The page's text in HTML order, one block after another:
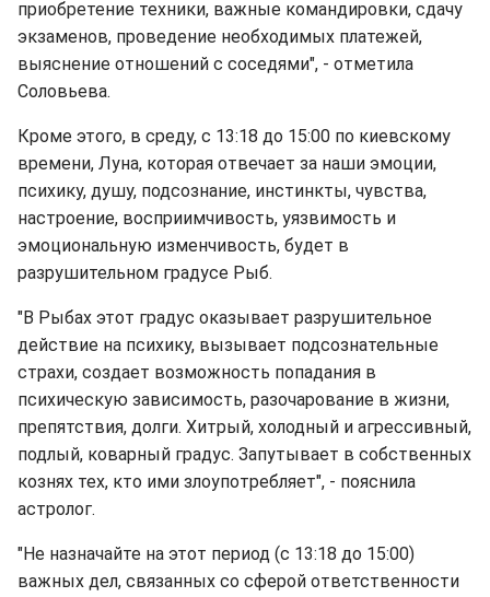
приобретение техники, важные командировки, сдачу
экзаменов, проведение необходимых платежей,
выяснение отношений с соседями", - отметила
Соловьева.
Кроме этого, в среду, с 13:18 до 15:00 по киевскому
времени, Луна, которая отвечает за наши эмоции,
психику, душу, подсознание, инстинкты, чувства,
настроение, восприимчивость, уязвимость и
эмоциональную изменчивость, будет в
разрушительном градусе Рыб.
"В Рыбах этот градус оказывает разрушительное
действие на психику, вызывает подсознательные
страхи, создает возможность попадания в
психическую зависимость, разочарование в жизни,
препятствия, долги. Хитрый, холодный и агрессивный,
подлый, коварный градус. Запутывает в собственных
кознях тех, кто ими злоупотребляет", - пояснила
астролог.
"Не назначайте на этот период (с 13:18 до 15:00)
важных дел, связанных со сферой ответственности